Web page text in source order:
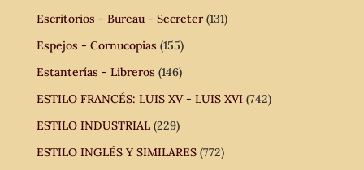
Escritorios - Bureau - Secreter (131)
Espejos - Cornucopias (155)
Estanterías - Libreros (146)
ESTILO FRANCÉS: LUIS XV - LUIS XVI (742)
ESTILO INDUSTRIAL (229)
ESTILO INGLÉS Y SIMILARES (772)